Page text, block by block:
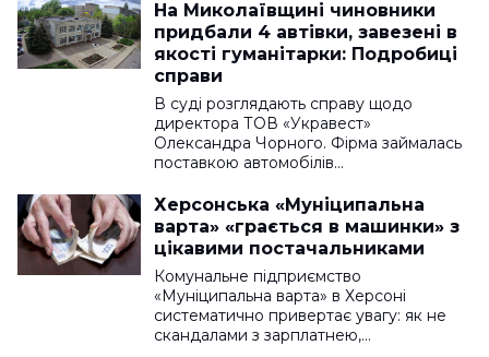
На Миколаївщині чиновники
придбали 4 автівки, завезені в
якості гуманітарки: Подробиці
справи
В суді розглядають справу щодо
директора ТОВ «Укравест»
Олександра Чорного. Фірма займалась
поставкою автомобілів…
Херсонська «Муніципальна
варта» «грається в машинки» з
цікавими постачальниками
Комунальне підприємство
«Муніципальна варта» в Херсоні
систематично привертає увагу: як не
скандалами з зарплатнею,…